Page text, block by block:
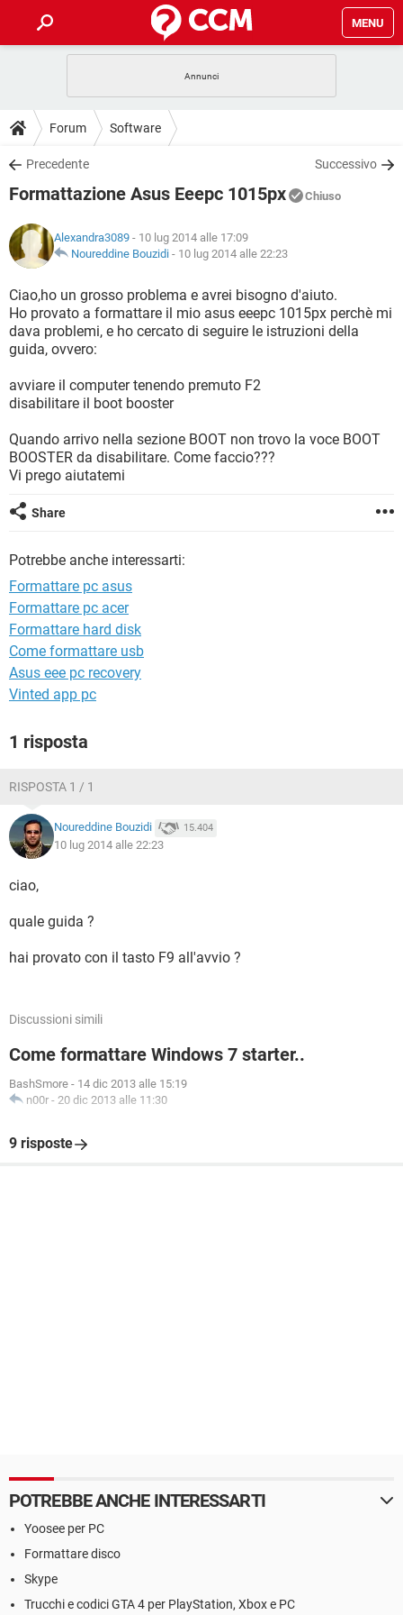
MENU
INTRATTENIMENTO
iOS
INSTAGRAM WHATSAPP
TIKTOK
HARDWARE
GUIDE
COVID-19
INSTAGRAM WHATSAPP
TIKTOK
HARDWARE
DOWNLOAD
COVID-19 GAMING
INTRATTENIMENTO
iOS WINDOWS 10
INSTAGRAM WHATSAPP
TIKTOK FACEBOOK
HARDWARE
COVID-19 GAMING
INTRATTENIMENTO
iOS WINDOWS 10
INSTAGRAM WHATSAPP
HARDWARE
GLOSSARIO
COVID-19 GAMING
INTRATTENIMENTO ANDROID
iOS
INSTAGRAM WHATSAPP
TIKTOK
HARDWARE
Forum Software
Precedente Successivo
Formattazione Asus Eeepc 1015px Chiuso
Alexandra3089 - 10 lug 2014 alle 17:09
Noureddine Bouzidi - 10 lug 2014 alle 22:23
Ciao,ho un grosso problema e avrei bisogno d'aiuto.
Ho provato a formattare il mio asus eeepc 1015px perchè mi
dava problemi, e ho cercato di seguire le istruzioni della
guida, ovvero:
avviare il computer tenendo premuto F2
disabilitare il boot booster
Quando arrivo nella sezione BOOT non trovo la voce BOOT
BOOSTER da disabilitare. Come faccio???
Vi prego aiutatemi
Share
Potrebbe anche interessarti:
Formattare pc asus
Formattare pc acer
Formattare hard disk
Come formattare usb
Asus eee pc recovery
Vinted app pc
1 risposta
RISPOSTA 1 / 1
Noureddine Bouzidi 15.404
10 lug 2014 alle 22:23
ciao,
quale guida ?
hai provato con il tasto F9 all'avvio ?
Discussioni simili
Come formattare Windows 7 starter..
BashSmore - 14 dic 2013 alle 15:19
n00r - 20 dic 2013 alle 11:30
9 risposte
POTREBBE ANCHE INTERESSARTI
Yoosee per PC
Formattare disco
Skype
Trucchi e codici GTA 4 per PlayStation, Xbox e PC